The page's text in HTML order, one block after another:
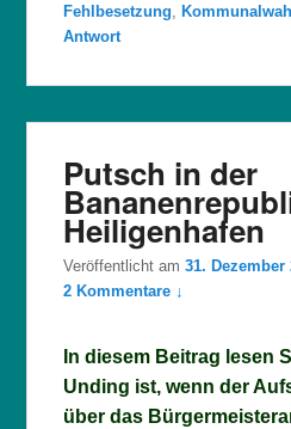
Fehlbesetzung ,
Antwort
Putsch in der
Heiligenhafen
Veröffentlicht am31. Dezember
2 Kommentare ↓
In diesem Beitrag lesen
Unding ist, wenn der
über das